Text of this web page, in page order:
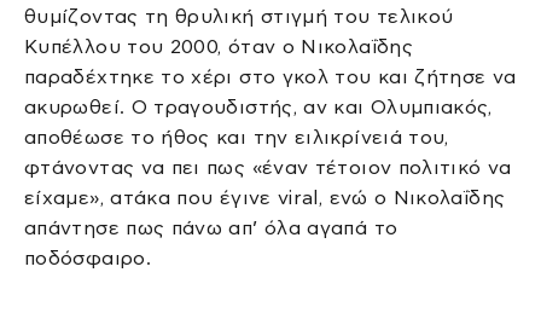
θυμίζοντας τη θρυλική στιγμή του τελικού
Κυπέλλου του 2000, όταν ο Νικολαΐδης
παραδέχτηκε το χέρι στο γκολ του και ζήτησε να
ακυρωθεί. Ο τραγουδιστής, αν και Ολυμπιακός,
αποθέωσε το ήθος και την ειλικρίνειά του,
φτάνοντας να πει πως «έναν τέτοιον πολιτικό να
είχαμε», ατάκα που έγινε viral, ενώ ο Νικολαΐδης
απάντησε πως πάνω απ’ όλα αγαπά το
ποδόσφαιρο.